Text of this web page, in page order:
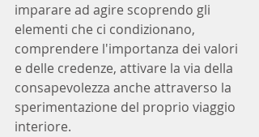
imparare ad agire scoprendo gli
elementi che ci condizionano,
comprendere l'importanza dei valori
e delle credenze, attivare la via della
consapevolezza anche attraverso la
sperimentazione del proprio viaggio
interiore.